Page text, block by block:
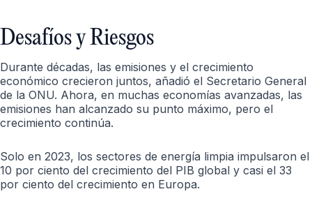
Desafíos y Riesgos
Durante décadas, las emisiones y el crecimiento
económico crecieron juntos, añadió el Secretario General
de la ONU. Ahora, en muchas economías avanzadas, las
emisiones han alcanzado su punto máximo, pero el
crecimiento continúa.
Solo en 2023, los sectores de energía limpia impulsaron el
10 por ciento del crecimiento del PIB global y casi el 33
por ciento del crecimiento en Europa.